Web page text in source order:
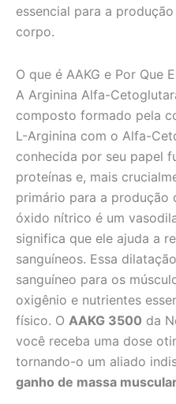
essencial para a
corpo.
O que é AAKG e Por Que
A Arginina Alfa-
composto formado pela
L-Arginina com o Alfa-
conhecida por seu papel
proteínas e, mais
primário para a produção
óxido nítrico é um
significa que ele ajuda a
sanguíneos. Essa
sanguíneo para os
oxigênio e nutrientes
físico. O AAKG 3500 da
você receba uma dose
tornando-o um aliado
ganho de massa